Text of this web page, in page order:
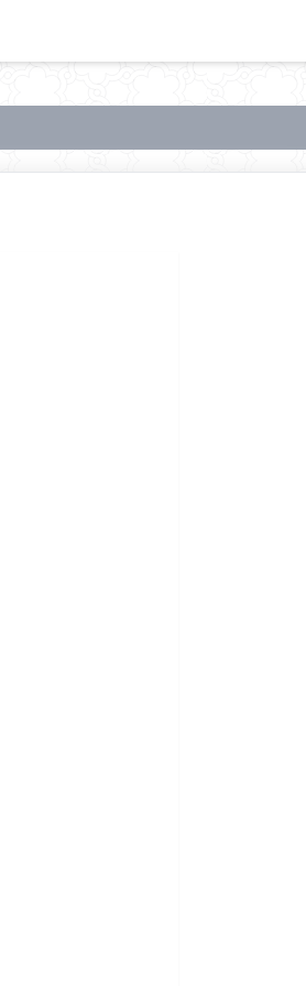
البحث
البحث
في